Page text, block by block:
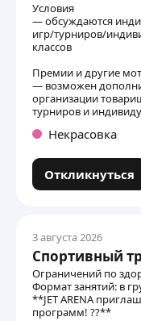
Условия
— обсуждаются
игр/турниров/
классов
Премии и другие
— возможен
организации
турниров и
Некрасовка
Откликнуться
3 августа 2026
Спортивный
Ограничений по
Формат занятий: в
**JET ARENA
программ! ??**